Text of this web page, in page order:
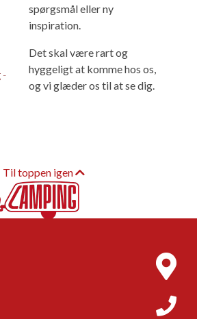
-
spørgsmål eller ny
inspiration.
Det skal være rart og
hyggeligt at komme hos os,
og vi glæder os til at se dig.
Til toppen igen